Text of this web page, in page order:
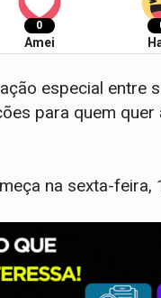
0
Amei
especial entre
para quem
na sexta-feira,